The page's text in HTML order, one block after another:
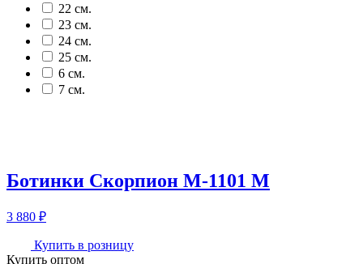
22 см.
23 см.
24 см.
25 см.
6 см.
7 см.
Ботинки Скорпион М-1101 М
3 880 ₽
Купить в розницу
Купить оптом